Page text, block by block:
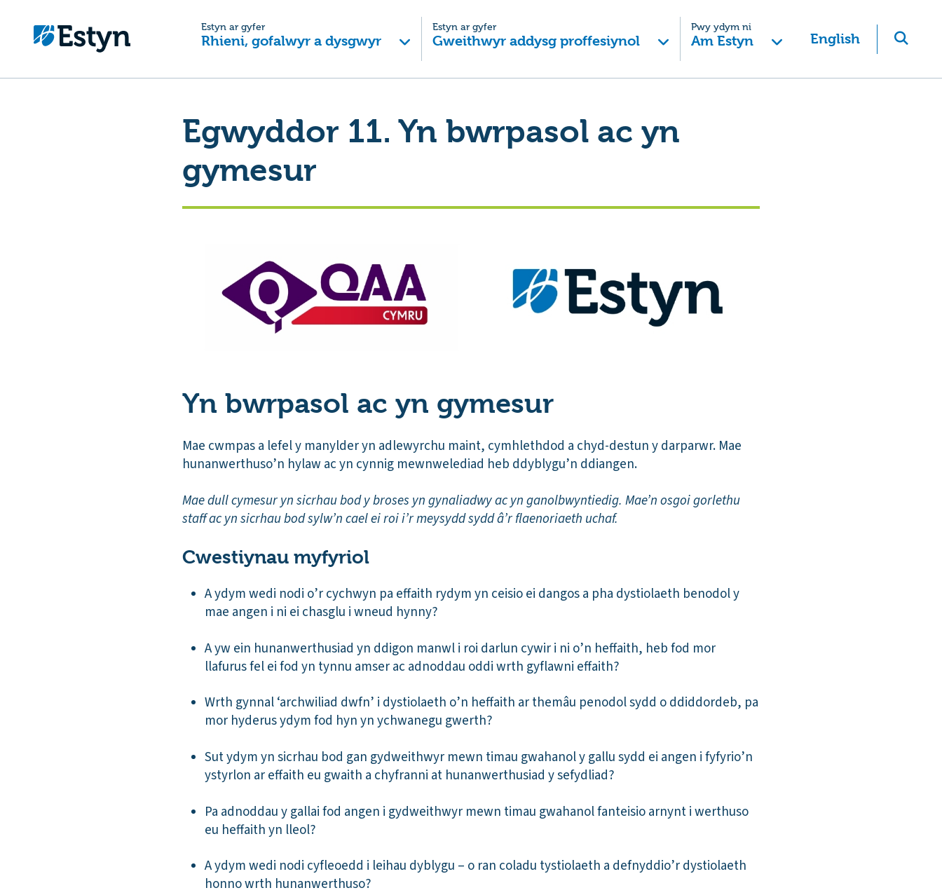
Estyn ar gyfer
Rhieni, gofalwyr a dysgwyr
Estyn ar gyfer
Gweithwyr addysg proffesiynol
Pwy ydym ni
Am Estyn English
Egwyddor 11. Yn bwrpasol ac yn
gymesur
Yn bwrpasol ac yn gymesur
Mae cwmpas a lefel y manylder yn adlewyrchu maint, cymhlethdod a chyd-destun y darparwr. Mae
hunanwerthuso’n hylaw ac yn cynnig mewnwelediad heb ddyblygu’n ddiangen.
Mae dull cymesur yn sicrhau bod y broses yn gynaliadwy ac yn ganolbwyntiedig. Mae’n osgoi gorlethu
staff ac yn sicrhau bod sylw’n cael ei roi i’r meysydd sydd â’r flaenoriaeth uchaf.
Cwestiynau myfyriol
A ydym wedi nodi o’r cychwyn pa effaith rydym yn ceisio ei dangos a pha dystiolaeth benodol y
mae angen i ni ei chasglu i wneud hynny?
A yw ein hunanwerthusiad yn ddigon manwl i roi darlun cywir i ni o’n heffaith, heb fod mor
llafurus fel ei fod yn tynnu amser ac adnoddau oddi wrth gyflawni effaith?
Wrth gynnal ‘archwiliad dwfn’ i dystiolaeth o’n heffaith ar themâu penodol sydd o ddiddordeb, pa
mor hyderus ydym fod hyn yn ychwanegu gwerth?
Sut ydym yn sicrhau bod gan gydweithwyr mewn timau gwahanol y gallu sydd ei angen i fyfyrio’n
ystyrlon ar effaith eu gwaith a chyfranni at hunanwerthusiad y sefydliad?
Pa adnoddau y gallai fod angen i gydweithwyr mewn timau gwahanol fanteisio arnynt i werthuso
eu heffaith yn lleol?
A ydym wedi nodi cyfleoedd i leihau dyblygu – o ran coladu tystiolaeth a defnyddio’r dystiolaeth
honno wrth hunanwerthuso?